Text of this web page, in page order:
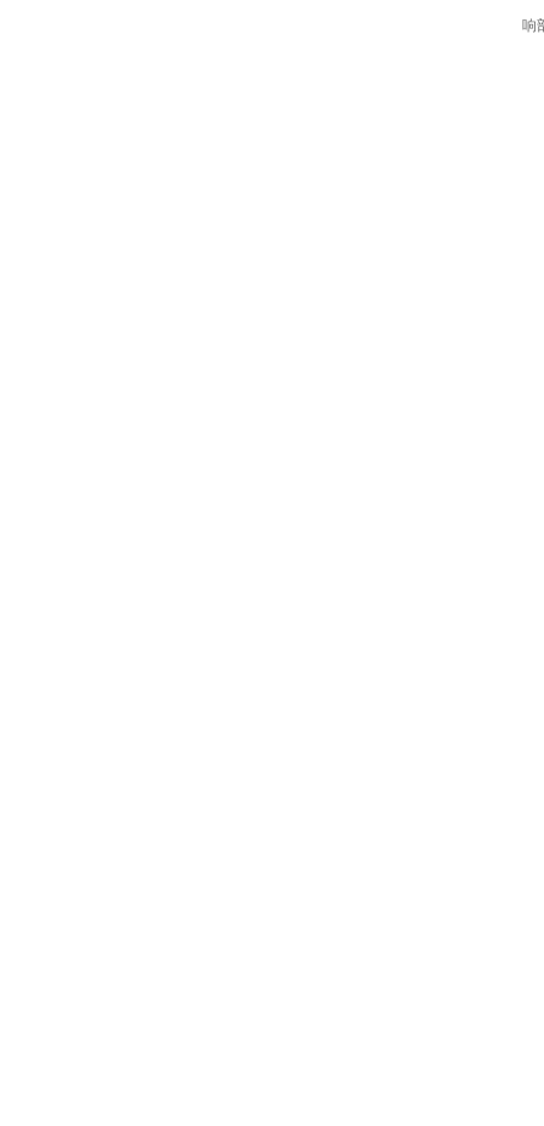
响